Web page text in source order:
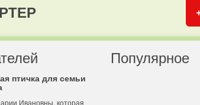
птичка для семьи
Ивановны, которая
Популярное